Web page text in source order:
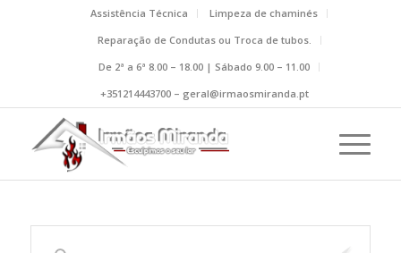
Assistência Técnica
Limpeza de chaminés
Reparação de Condutas ou Troca de tubos.
De 2ª a 6ª 8.00 – 18.00 | Sábado 9.00 – 11.00
+351214443700 – geral@irmaosmiranda.pt